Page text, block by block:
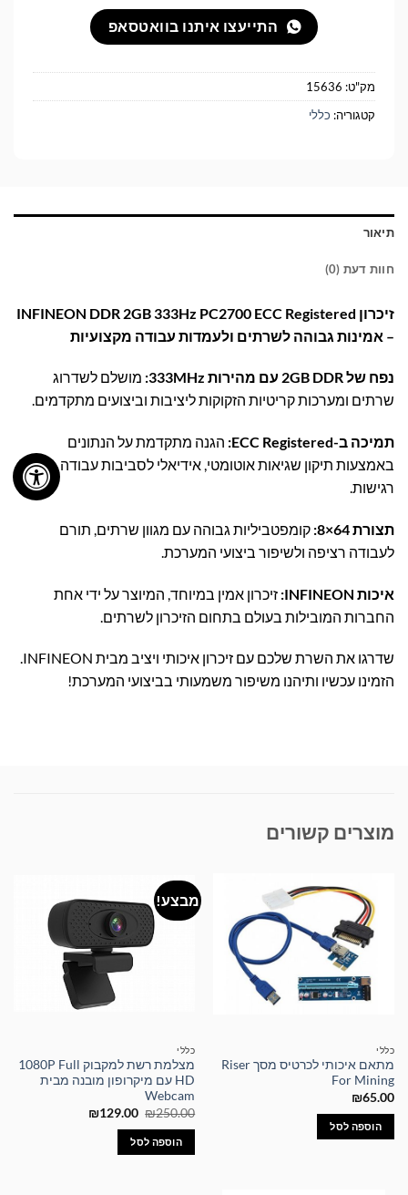
התייעצו איתנו בוואטסאפ
מק"ט: 15636
קטגוריה: כללי
תיאור
חוות דעת (0)
זיכרון INFINEON DDR 2GB 333Hz PC2700 ECC Registered
– אמינות גבוהה לשרתים ולעמדות עבודה מקצועיות
נפח של 2GB DDR עם מהירות 333MHz:
מושלם לשדרוג
שרתים ומערכות קריטיות הזקוקות ליציבות וביצועים מתקדמים.
תמיכה ב-ECC Registered:
הגנה מתקדמת על הנתונים
באמצעות תיקון שגיאות אוטומטי, אידיאלי לסביבות עבודה
רגישות.
תצורת 64×8:
קומפטביליות גבוהה עם מגוון שרתים, תורם
לעבודה רציפה ולשיפור ביצועי המערכת.
איכות INFINEON:
זיכרון אמין במיוחד, המיוצר על ידי אחת
החברות המובילות בעולם בתחום הזיכרון לשרתים.
שדרגו את השרת שלכם עם זיכרון איכותי ויציב מבית INFINEON.
הזמינו עכשיו ותיהנו משיפור משמעותי בביצועי המערכת!
מוצרים קשורים
כללי
מתאם איכותי לכרטיס מסך Riser
For Mining
₪65.00
הוספה לסל
מבצע!
כללי
מצלמת רשת למקבוק 1080P Full
HD עם מיקרופון מובנה מבית
Webcam
₪250.00
המחיר
היה:
₪250.00.
₪129.00
המחיר
הוספה לסל